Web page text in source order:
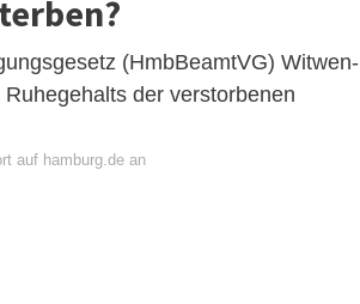
(HmbBeamtVG) Witwen-
der verstorbenen
auf hamburg.de an